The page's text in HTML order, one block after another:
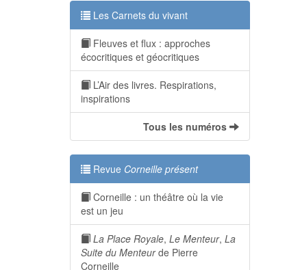
Les Carnets du vivant
Fleuves et flux : approches
écocritiques et géocritiques
L’Air des livres. Respirations,
inspirations
Tous les numéros
Revue Corneille présent
Corneille : un théâtre où la vie
est un jeu
La Place Royale, Le Menteur, La
Suite du Menteurde Pierre
Corneille